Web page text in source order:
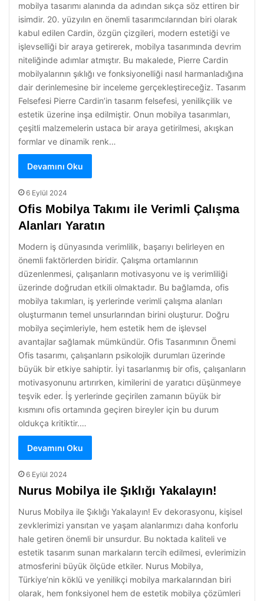
mobilya tasarımı alanında da adından sıkça söz ettiren bir
isimdir. 20. yüzyılın en önemli tasarımcılarından biri olarak
kabul edilen Cardin, özgün çizgileri, modern estetiği ve
işlevselliği bir araya getirerek, mobilya tasarımında devrim
niteliğinde adımlar atmıştır. Bu makalede, Pierre Cardin
mobilyalarının şıklığı ve fonksiyonelliği nasıl harmanladığına
dair derinlemesine bir inceleme gerçekleştireceğiz. Tasarım
Felsefesi Pierre Cardin’in tasarım felsefesi, yenilikçilik ve
estetik üzerine inşa edilmiştir. Onun mobilya tasarımları,
çeşitli malzemelerin ustaca bir araya getirilmesi, akışkan
formlar ve dinamik renk…
Devamını Oku
6 Eylül 2024
Ofis Mobilya Takımı ile Verimli Çalışma
Alanları Yaratın
Modern iş dünyasında verimlilik, başarıyı belirleyen en
önemli faktörlerden biridir. Çalışma ortamlarının
düzenlenmesi, çalışanların motivasyonu ve iş verimliliği
üzerinde doğrudan etkili olmaktadır. Bu bağlamda, ofis
mobilya takımları, iş yerlerinde verimli çalışma alanları
oluşturmanın temel unsurlarından birini oluşturur. Doğru
mobilya seçimleriyle, hem estetik hem de işlevsel
avantajlar sağlamak mümkündür. Ofis Tasarımının Önemi
Ofis tasarımı, çalışanların psikolojik durumları üzerinde
büyük bir etkiye sahiptir. İyi tasarlanmış bir ofis, çalışanların
motivasyonunu artırırken, kimilerini de yaratıcı düşünmeye
teşvik eder. İş yerlerinde geçirilen zamanın büyük bir
kısmını ofis ortamında geçiren bireyler için bu durum
oldukça kritiktir.…
Devamını Oku
6 Eylül 2024
Nurus Mobilya ile Şıklığı Yakalayın!
Nurus Mobilya ile Şıklığı Yakalayın! Ev dekorasyonu, kişisel
zevklerimizi yansıtan ve yaşam alanlarımızı daha konforlu
hale getiren önemli bir unsurdur. Bu noktada kaliteli ve
estetik tasarım sunan markaların tercih edilmesi, evlerimizin
atmosferini büyük ölçüde etkiler. Nurus Mobilya,
Türkiye’nin köklü ve yenilikçi mobilya markalarından biri
olarak, hem fonksiyonel hem de estetik mobilya çözümleri